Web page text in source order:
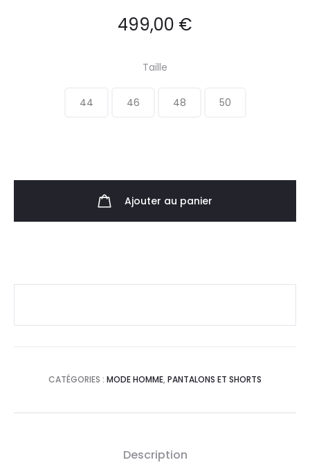
499,00 €
Taille
44 46 48 50
Ajouter au panier
CATÉGORIES : MODE HOMME, PANTALONS ET SHORTS
Description